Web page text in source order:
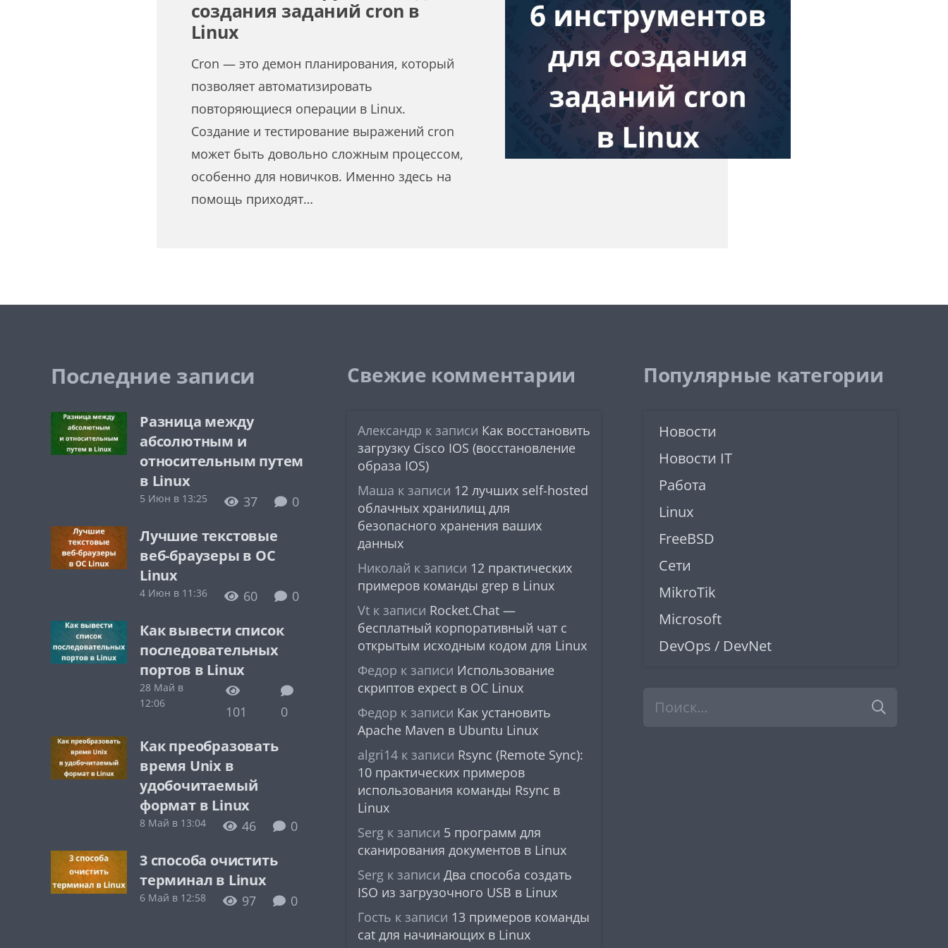
создания заданий cron в
Linux
Cron — это демон планирования, который
позволяет автоматизировать
повторяющиеся операции в Linux.
Создание и тестирование выражений cron
может быть довольно сложным процессом,
особенно для новичков. Именно здесь на
помощь приходят…
Последние записи
Разница между
абсолютным и
относительным путем
в Linux
5 Июн в 13:25 37 0
Лучшие текстовые
веб-браузеры в ОС
Linux
4 Июн в 11:36 60 0
Как вывести список
последовательных
портов в Linux
28 Май в
12:06
101 0
Как преобразовать
время Unix в
удобочитаемый
формат в Linux
8 Май в 13:04 46 0
3 способа очистить
терминал в Linux
6 Май в 12:58 97 0
Свежие комментарии
Александр к записи Как восстановить
загрузку Cisco IOS (восстановление
образа IOS)
Маша к записи 12 лучших self-hosted
облачных хранилищ для
безопасного хранения ваших
данных
Николай к записи 12 практических
примеров команды grep в Linux
Vt к записи Rocket.Chat —
бесплатный корпоративный чат с
открытым исходным кодом для Linux
Федор к записи Использование
скриптов expect в ОС Linux
Федор к записи Как установить
Apache Maven в Ubuntu Linux
algri14 к записи Rsync (Remote Sync):
10 практических примеров
использования команды Rsync в
Linux
Serg к записи 5 программ для
сканирования документов в Linux
Serg к записи Два способа создать
ISO из загрузочного USB в Linux
Гость к записи 13 примеров команды
cat для начинающих в Linux
Популярные категории
Новости
Новости IT
Работа
Linux
FreeBSD
Сети
MikroTik
Microsoft
DevOps / DevNet